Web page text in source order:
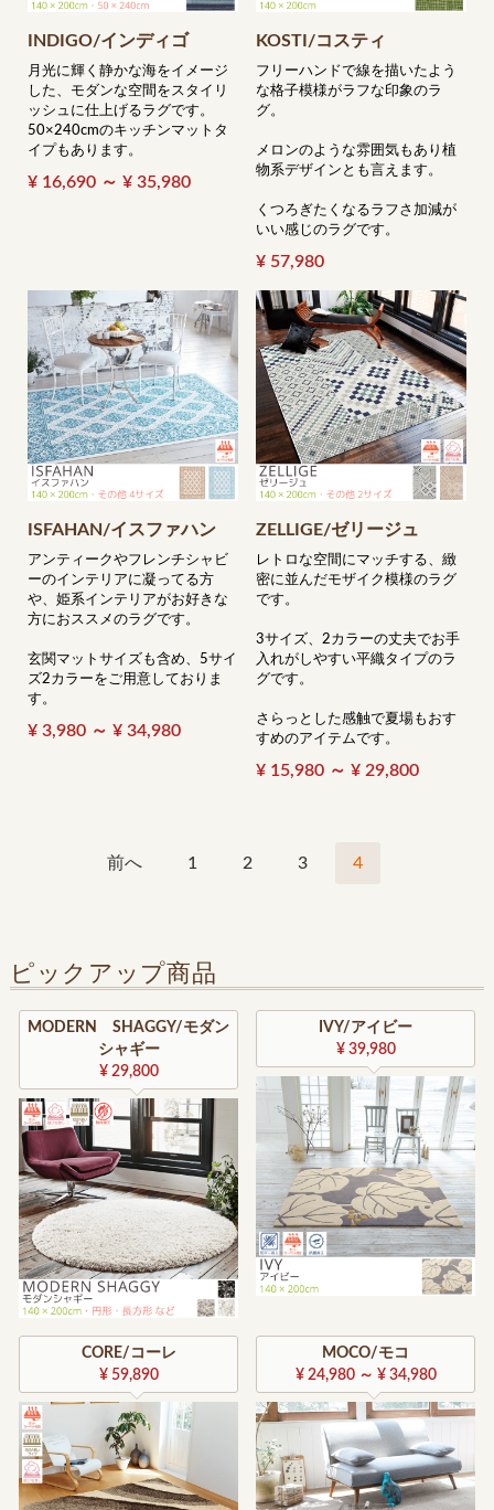
INDIGO/インディゴ
月光に輝く静かな海をイメージ
した、モダンな空間をスタイリ
ッシュに仕上げるラグです。
50×240cmのキッチンマットタ
イプもあります。
¥ 16,690 ～ ¥ 35,980
KOSTI/コスティ
フリーハンドで線を描いたよう
な格子模様がラフな印象のラ
グ。
メロンのような雰囲気もあり植
物系デザインとも言えます。
くつろぎたくなるラフさ加減が
いい感じのラグです。
¥ 57,980
ISFAHAN/イスファハン
アンティークやフレンチシャビ
ーのインテリアに凝ってる方
や、姫系インテリアがお好きな
方におススメのラグです。
玄関マットサイズも含め、5サイ
ズ2カラーをご用意しておりま
す。
¥ 3,980 ～ ¥ 34,980
ZELLIGE/ゼリージュ
レトロな空間にマッチする、緻
密に並んだモザイク模様のラグ
です。
3サイズ、2カラーの丈夫でお手
入れがしやすい平織タイプのラ
グです。
さらっとした感触で夏場もおす
すめのアイテムです。
¥ 15,980 ～ ¥ 29,800
前へ 1 2 3 4
ピックアップ商品
MODERN SHAGGY/モダン
シャギー
¥ 29,800
IVY/アイビー
¥ 39,980
CORE/コーレ
¥ 59,890
MOCO/モコ
¥ 24,980 ～ ¥ 34,980